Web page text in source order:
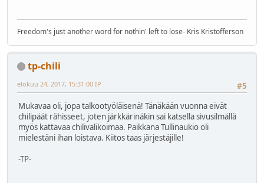
Freedom's just another word for nothin' left to lose- Kris Kristofferson
tp-chili
#5
elokuu 24, 2017, 15:31:00 IP
Mukavaa oli, jopa talkootyöläisenä! Tänäkään vuonna eivät
chilipäät rähisseet, joten järkkärinäkin sai katsella sivusilmällä
myös kattavaa chilivalikoimaa. Paikkana Tullinaukio oli
mielestäni ihan loistava. Kiitos taas järjestäjille!
-TP-